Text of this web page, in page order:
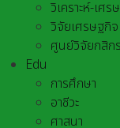
วิเคราะห์-เศร
วิจัยเศรษฐกิจ
ศูนย์วิจัยกสิก
Edu
การศึกษา
อาชีวะ
ศาสนา